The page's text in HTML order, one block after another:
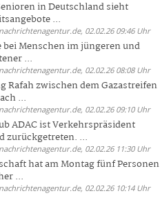
in Deutschland sieht
...
02.02.26 09:46 Uhr
Menschen im jüngeren und
...
02.02.26 08:08 Uhr
Rafah zwischen dem Gazastreifen
...
02.02.26 09:10 Uhr
ADAC ist Verkehrspräsident
zurückgetreten. ...
02.02.26 11:30 Uhr
hat am Montag fünf Personen
...
02.02.26 10:14 Uhr